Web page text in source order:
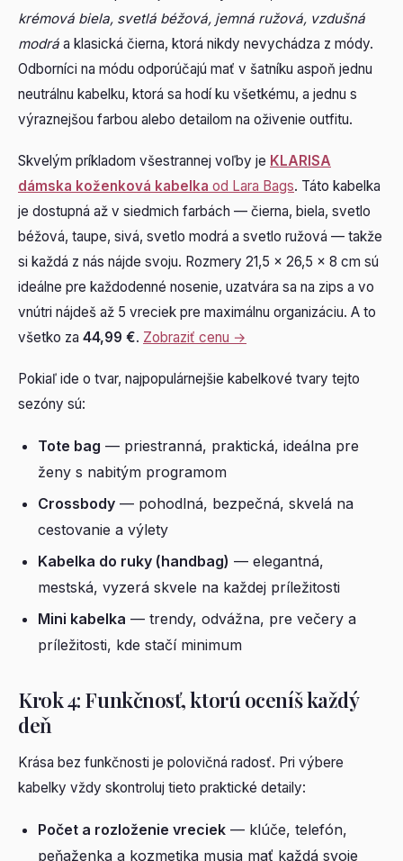
krémová biela, svetlá béžová, jemná ružová, vzdušná
modrá a klasická čierna, ktorá nikdy nevychádza z módy.
Odborníci na módu odporúčajú mať v šatníku aspoň jednu
neutrálnu kabelku, ktorá sa hodí ku všetkému, a jednu s
výraznejšou farbou alebo detailom na oživenie outfitu.
Skvelým príkladom všestrannej voľby je KLARISA
dámska koženková kabelka od Lara Bags. Táto kabelka
je dostupná až v siedmich farbách — čierna, biela, svetlo
béžová, taupe, sivá, svetlo modrá a svetlo ružová — takže
si každá z nás nájde svoju. Rozmery 21,5 × 26,5 × 8 cm sú
ideálne pre každodenné nosenie, uzatvára sa na zips a vo
vnútri nájdeš až 5 vreciek pre maximálnu organizáciu. A to
všetko za 44,99 €. Zobraziť cenu →
Pokiaľ ide o tvar, najpopulárnejšie kabelkové tvary tejto
sezóny sú:
Tote bag — priestranná, praktická, ideálna pre
ženy s nabitým programom
Crossbody — pohodlná, bezpečná, skvelá na
cestovanie a výlety
Kabelka do ruky (handbag) — elegantná,
mestská, vyzerá skvele na každej príležitosti
Mini kabelka — trendy, odvážna, pre večery a
príležitosti, kde stačí minimum
Krok 4: Funkčnosť, ktorú oceníš každý
deň
Krása bez funkčnosti je polovičná radosť. Pri výbere
kabelky vždy skontroluj tieto praktické detaily:
Počet a rozloženie vreciek — klúče, telefón,
peňaženka a kozmetika musia mať každá svoje